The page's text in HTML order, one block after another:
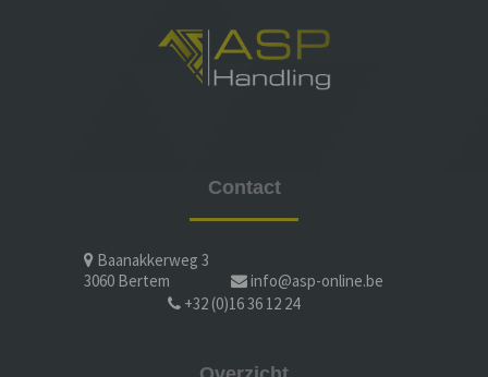
Contact
Baanakkerweg 3
3060 Bertem
info@asp-online.be
+32 (0)16 36 12 24